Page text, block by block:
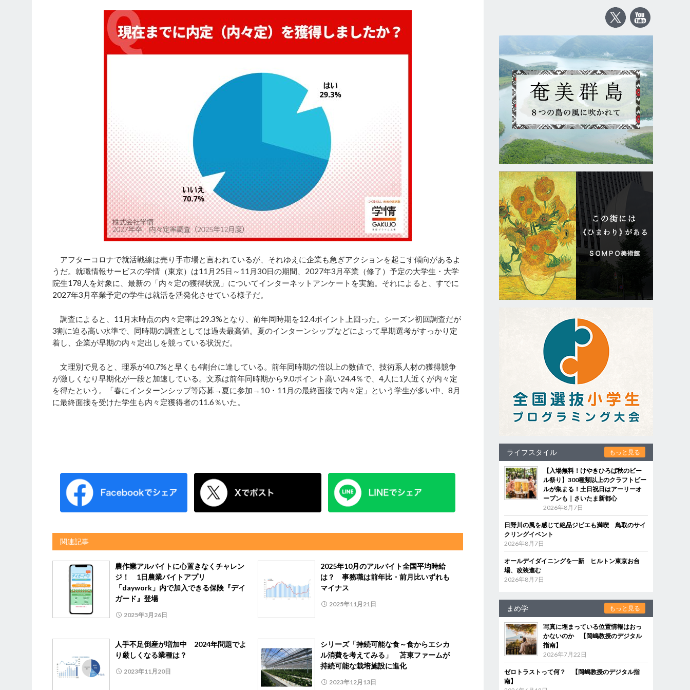
アフターコロナで就活戦線は売り手市場と言われているが、それゆえに企業も急ぎアクションを起こす傾向があるよ
うだ。就職情報サービスの学情（東京）は11月25日～11月30日の期間、2027年3月卒業（修了）予定の大学生・大学
院生178人を対象に、最新の「内々定の獲得状況」についてインターネットアンケートを実施。それによると、すでに
2027年3月卒業予定の学生は就活を活発化させている様子だ。
調査によると、11月末時点の内々定率は29.3%となり、前年同時期を12.4ポイント上回った。シーズン初回調査だが
3割に迫る高い水準で、同時期の調査としては過去最高値。夏のインターンシップなどによって早期選考がすっかり定
着し、企業が早期の内々定出しを競っている状況だ。
文理別で見ると、理系が40.7%と早くも4割台に達している。前年同時期の倍以上の数値で、技術系人材の獲得競争
が激しくなり早期化が一段と加速している。文系は前年同時期から9.0ポイント高い24.4％で、4人に1人近くが内々定
を得たという。「春にインターンシップ等応募→夏に参加→10・11月の最終面接で内々定」という学生が多い中、8月
に最終面接を受けた学生も内々定獲得者の11.6％いた。
関連記事
農作業アルバイトに心置きなくチャレン
ジ！ 1日農業バイトアプリ
「daywork」内で加入できる保険『デイ
ガード』登場
2025年3月26日
2025年10月のアルバイト全国平均時給
は？ 事務職は前年比・前月比いずれも
マイナス
2025年11月21日
人手不足倒産が増加中 2024年問題でよ
り厳しくなる業種は？
2023年11月20日
シリーズ「持続可能な食～食からエシカ
ル消費を考えてみる」 苫東ファームが
持続可能な栽培施設に進化
2023年12月13日
ライフスタイル もっと見る
【入場無料！けやきひろば秋のビー
ル祭り】300種類以上のクラフトビー
ルが集まる！土日祝日はアーリーオ
ープンも｜さいたま新都心
2026年8月7日
日野川の風を感じて絶品ジビエも満喫 鳥取のサイ
クリングイベント
2026年8月7日
オールデイダイニングを一新 ヒルトン東京お台
場、改装進む
2026年8月7日
まめ学 もっと見る
写真に埋まっている位置情報はおっ
かないのか 【岡嶋教授のデジタル
指南】
2026年7月22日
ゼロトラストって何？ 【岡嶋教授のデジタル指
南】